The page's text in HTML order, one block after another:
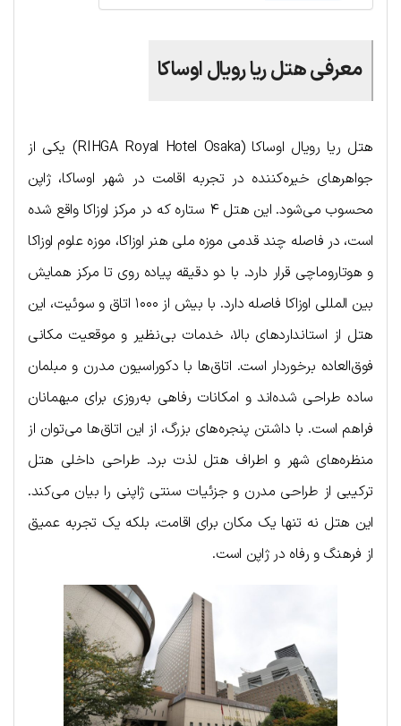
معرفی هتل ریا رویال اوساکا
هتل ریا رویال اوساکا (RIHGA Royal Hotel Osaka) یکی از
جواهرهای خیره‌کننده در تجربه اقامت در شهر اوساکا، ژاپن
محسوب می‌شود. این هتل ۴ ستاره که در مرکز اوزاکا واقع شده
است، در فاصله چند قدمی موزه ملی هنر اوزاکا، موزه علوم اوزاکا
و هوتاروماچی قرار دارد. با دو دقیقه پیاده روی تا مرکز همایش
بین المللی اوزاکا فاصله دارد. با بیش از ۱۰۰۰ اتاق و سوئیت، این
هتل از استانداردهای بالا، خدمات بی‌نظیر و موقعیت مکانی
فوق‌العاده برخوردار است. اتاق‌ها با دکوراسیون مدرن و مبلمان
ساده طراحی شده‌اند و امکانات رفاهی به‌روزی برای میهمانان
فراهم است. با داشتن پنجره‌های بزرگ، از این اتاق‌ها می‌توان از
منظره‌های شهر و اطراف هتل لذت برد. طراحی داخلی هتل
ترکیبی از طراحی مدرن و جزئیات سنتی ژاپنی را بیان می‌کند.
این هتل نه تنها یک مکان برای اقامت، بلکه یک تجربه عمیق
از فرهنگ و رفاه در ژاپن است.